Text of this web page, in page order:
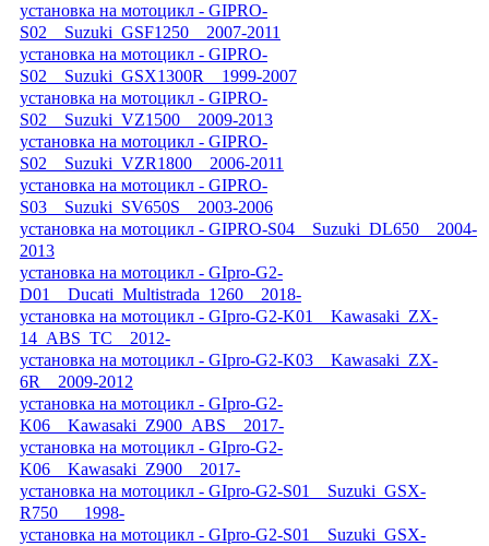
установка на мотоцикл - GIPRO-
S02__Suzuki_GSF1250__2007-2011
установка на мотоцикл - GIPRO-
S02__Suzuki_GSX1300R__1999-2007
установка на мотоцикл - GIPRO-
S02__Suzuki_VZ1500__2009-2013
установка на мотоцикл - GIPRO-
S02__Suzuki_VZR1800__2006-2011
установка на мотоцикл - GIPRO-
S03__Suzuki_SV650S__2003-2006
установка на мотоцикл - GIPRO-S04__Suzuki_DL650__2004-
2013
установка на мотоцикл - GIpro-G2-
D01__Ducati_Multistrada_1260__2018-
установка на мотоцикл - GIpro-G2-K01__Kawasaki_ZX-
14_ABS_TC__2012-
установка на мотоцикл - GIpro-G2-K03__Kawasaki_ZX-
6R__2009-2012
установка на мотоцикл - GIpro-G2-
K06__Kawasaki_Z900_ABS__2017-
установка на мотоцикл - GIpro-G2-
K06__Kawasaki_Z900__2017-
установка на мотоцикл - GIpro-G2-S01__Suzuki_GSX-
R750___1998-
установка на мотоцикл - GIpro-G2-S01__Suzuki_GSX-